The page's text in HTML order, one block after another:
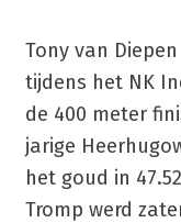
Tony van
tijdens het NK
de 400 meter
jarige
het goud in
Tromp werd